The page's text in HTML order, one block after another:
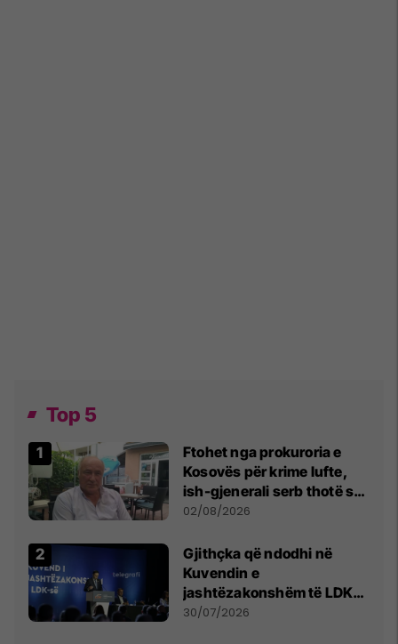
Top 5
Ftohet nga prokuroria e
Kosovës për krime lufte,
ish-gjenerali serb thotë se
dikush e tradhtoi në
02/08/2026
Gjithçka që ndodhi në
Kuvendin e
jashtëzakonshëm të LDK-
së
30/07/2026